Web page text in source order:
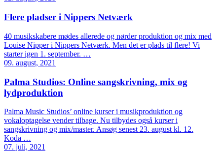
Flere pladser i Nippers Netværk
40 musikskabere mødes allerede og nørder produktion og mix med
Louise Nipper i Nippers Netværk. Men det er plads til flere! Vi
starter igen 1. september. …
09. august, 2021
Palma Studios: Online sangskrivning, mix og
lydproduktion
Palma Music Studios’ online kurser i musikproduktion og
vokaloptagelse vender tilbage. Nu tilbydes også kurser i
sangskrivning og mix/master. Ansøg senest 23. august kl. 12.
Koda …
07. juli, 2021